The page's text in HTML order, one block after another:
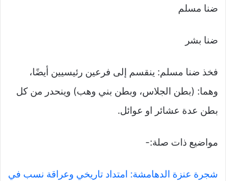
ضنا مسلم
ضنا بشر
فخذ ضنا مسلم: ينقسم إلى فرعين رئيسيين أيضًا،
وهما: (بطن الجلاس، وبطن بني وهب) وينحدر من كل
بطن عدة عشائر او عوائل.
مواضيع ذات صلة:-
شجرة عنزة الدهامشة: امتداد تاريخي وعراقة نسب في